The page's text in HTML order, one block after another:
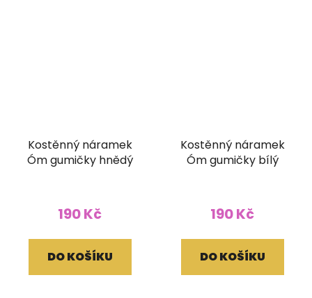
Kostěnný náramek
Óm gumičky hnědý
190 Kč
DO KOŠÍKU
Kostěnný náramek
Óm gumičky bílý
190 Kč
DO KOŠÍKU